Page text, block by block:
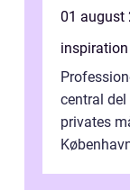
01 august
inspiration
central
privates